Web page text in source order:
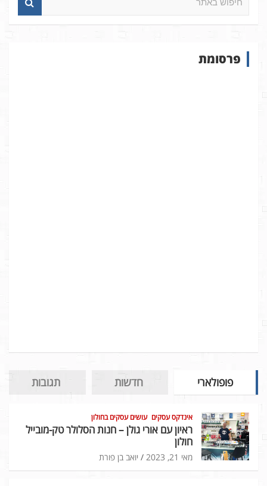
א
פרסומת
פופולארי חדשות תגובות
אינדקס עסקים עושים עסקים בחולון
ראיון עם אורי גולן – חנות הסלולר טק-מובייל
חולון
מאי 21, 2023 יואב בן פורת